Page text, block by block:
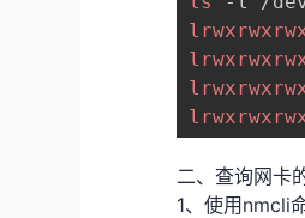
二、查询网卡
1、使用nmcli